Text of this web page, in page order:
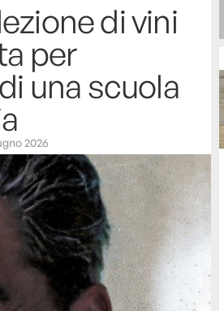
di vini
per
una scuola
2026